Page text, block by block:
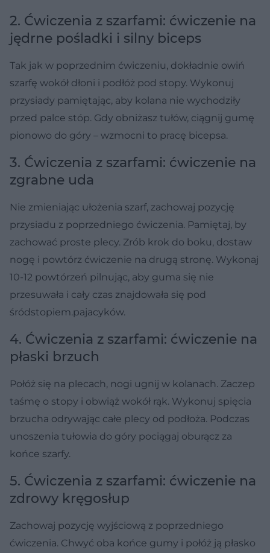
2. Ćwiczenia z szarfami: ćwiczenie na
jędrne pośladki i silny biceps
Tak jak w poprzednim ćwiczeniu, dokładnie owiń
szarfę wokół dłoni i podłóż pod stopy. Wykonuj
przysiady pamiętając, aby kolana nie wychodziły
przed palce stóp. Gdy obniżasz tułów, ciągnij gumę
pionowo do góry – wzmocni to pracę bicepsa.
3. Ćwiczenia z szarfami: ćwiczenie na
zgrabne uda
Nie zmieniając ułożenia szarf, zachowaj pozycję
przysiadu z poprzedniego ćwiczenia. Pamiętaj, by
zachować proste plecy. Zrób krok do boku, dostaw
nogę i powtórz ćwiczenie na drugą stronę. Wykonaj
10-12 powtórzeń pilnując, aby guma się nie
przesuwała i cały czas znajdowała się pod
śródstopiem.pajacyków.
4. Ćwiczenia z szarfami: ćwiczenie na
płaski brzuch
Połóż się na plecach, nogi ugnij w kolanach. Zaczep
taśmę o stopy i obwiąż wokół rąk. Wykonuj spięcia
brzucha odrywając całe plecy od podłoża. Podczas
unoszenia tułowia do góry pociągaj oburącz za
końce szarfy.
5. Ćwiczenia z szarfami: ćwiczenie na
zdrowy kręgosłup
Zachowaj pozycję wyjściową z poprzedniego
ćwiczenia. Chwyć oba końce gumy i połóż ją płasko